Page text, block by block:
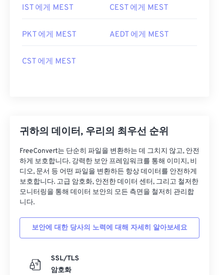
IST 에게 MEST CEST 에게 MEST
PKT 에게 MEST AEDT 에게 MEST
CST 에게 MEST
귀하의 데이터, 우리의 최우선 순위
FreeConvert는 단순히 파일을 변환하는 데 그치지 않고, 안전
하게 보호합니다. 강력한 보안 프레임워크를 통해 이미지, 비
디오, 문서 등 어떤 파일을 변환하든 항상 데이터를 안전하게
보호합니다. 고급 암호화, 안전한 데이터 센터, 그리고 철저한
모니터링을 통해 데이터 보안의 모든 측면을 철저히 관리합
니다.
보안에 대한 당사의 노력에 대해 자세히 알아보세요
SSL/TLS
암호화